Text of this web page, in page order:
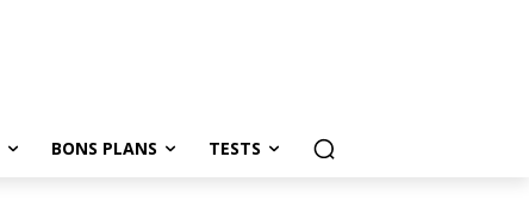
BONS PLANS TESTS